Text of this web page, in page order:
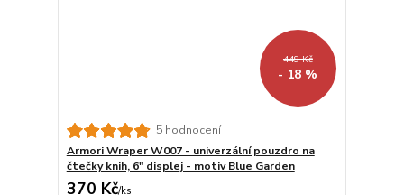
449 Kč
- 18 %
5 hodnocení
Armori Wraper W007 - univerzální pouzdro na
čtečky knih, 6" displej - motiv Blue Garden
370 Kč/ks